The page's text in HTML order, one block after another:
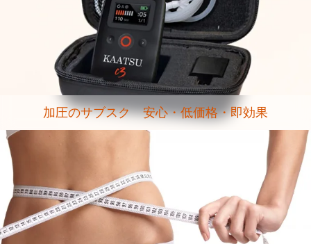
加圧のサブスク 安心・低価格・即効果